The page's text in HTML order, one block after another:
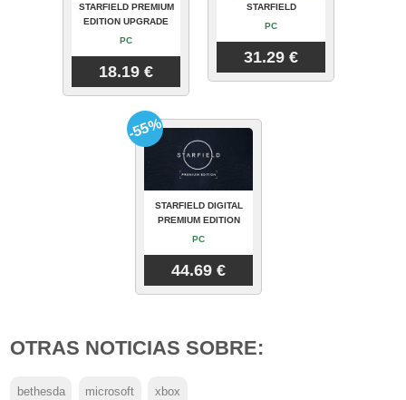
STARFIELD PREMIUM
EDITION UPGRADE
PC
18.19 €
STARFIELD
PC
31.29 €
STARFIELD DIGITAL
PREMIUM EDITION
PC
44.69 €
-55%
OTRAS NOTICIAS SOBRE:
bethesda microsoft xbox